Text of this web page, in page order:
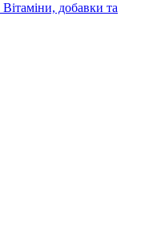
Вітаміни, добавки та